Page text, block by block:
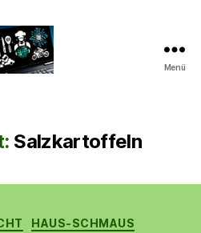
Menü
Salzkartoffeln
Kategorien
HAUS-SCHMAUS